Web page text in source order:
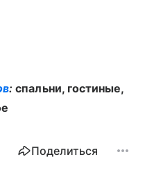
:спальни, гостиные,
Поделиться